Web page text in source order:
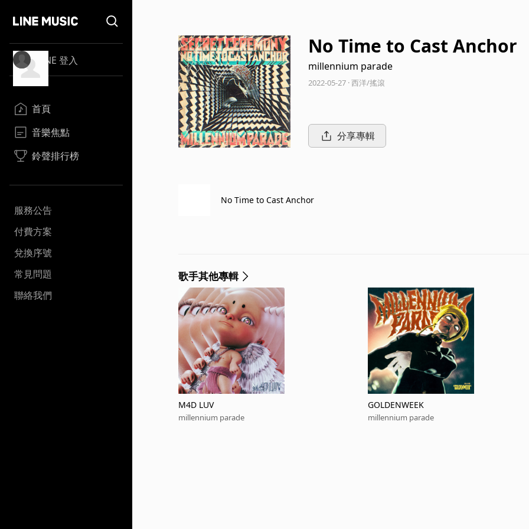
LINE 登入
首頁
音樂焦點
鈴聲排行榜
服務公告
付費方案
兌換序號
常見問題
聯絡我們
No Time to Cast Anchor
millennium parade
2022-05-27 · 西洋/搖滾
分享專輯
No Time to Cast Anchor
歌手其他專輯
M4D LUV
millennium parade
GOLDENWEEK
millennium parade